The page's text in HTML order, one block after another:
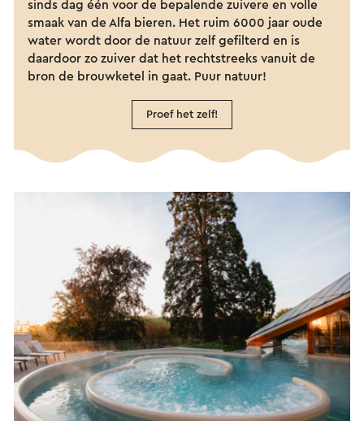
sinds dag één voor de bepalende zuivere en volle
smaak van de Alfa bieren. Het ruim 6000 jaar oude
water wordt door de natuur zelf gefilterd en is
daardoor zo zuiver dat het rechtstreeks vanuit de
bron de brouwketel in gaat. Puur natuur!
Proef het zelf!